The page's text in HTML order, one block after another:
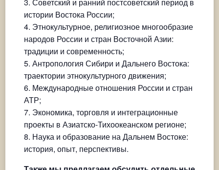
истории Востока России;
Этнокультурное, религиозное многообразие
народов России и стран Восточной Азии:
традиции и современность;
Антропология Сибири и Дальнего Востока:
траектории этнокультурного движения;
Международные отношения России и стран
АТР;
Экономика, торговля и интеграционные
проекты в Азиатско-Тихоокеанском регионе;
Наука и образование на Дальнем Востоке:
история, опыт, перспективы.